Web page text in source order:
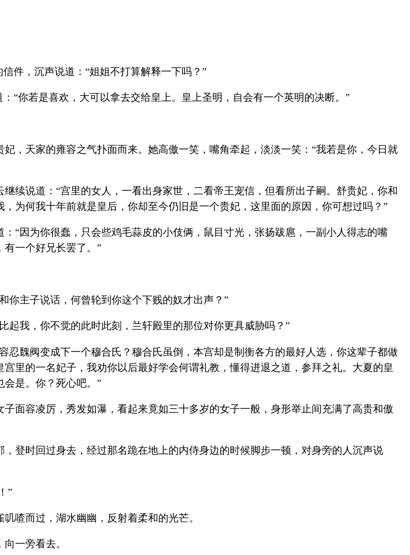
件，沉声说道：“姐姐不打算解释一下吗？”
“你若是喜欢，大可以拿去交给皇上。皇上圣明，自会有一个英明的决断。”
，天家的雍容之气扑面而来。她高傲一笑，嘴角牵起，淡淡一笑：“我若是你，今日就
续说道：“宫里的女人，一看出身家世，二看帝王宠信，但看所出子嗣。舒贵妃，你和
为何我十年前就是皇后，你却至今仍旧是一个贵妃，这里面的原因，你可想过吗？”
“因为你很蠢，只会些鸡毛蒜皮的小伎俩，鼠目寸光，张扬跋扈，一副小人得志的嘴
一个好兄长罢了。”
你主子说话，何曾轮到你这个下贱的奴才出声？”
起我，你不觉的此时此刻，兰轩殿里的那位对你更具威胁吗？”
忍魏阀变成下一个穆合氏？穆合氏虽倒，本宫却是制衡各方的最好人选，你这辈子都做
里的一名妃子，我劝你以后最好学会何谓礼教，懂得进退之道，参拜之礼。大夏的皇
会是。你？死心吧。”
面容凌厉，秀发如瀑，看起来竟如三十多岁的女子一般，身形举止间充满了高贵和傲
登时回过身去，经过那名跪在地上的内侍身边的时候脚步一顿，对身旁的人沉声说
”
喳而过，湖水幽幽，反射着柔和的光芒。
一旁看去。